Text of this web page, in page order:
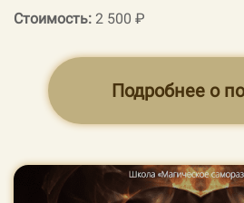
Стоимость: 2 500 ₽
Подробнее о